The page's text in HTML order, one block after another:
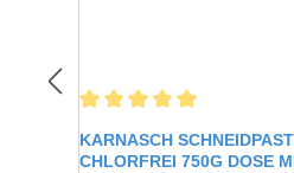
KARNASCH
CHLORFREI 750G DOSE